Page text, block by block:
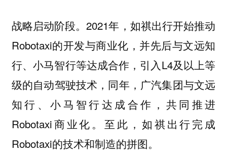
战略启动阶段。2021年，如祺出行开始推动
Robotaxi的开发与商业化，并先后与文远知
行、小马智行等达成合作，引入L4及以上等
级的自动驾驶技术，同年，广汽集团与文远
知行、小马智行达成合作，共同推进
Robotaxi商业化。至此，如祺出行完成
Robotaxi的技术和制造的拼图。